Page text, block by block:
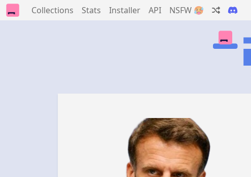
Collections Stats Installer API NSFW 🥵